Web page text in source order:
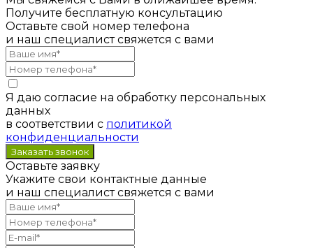
Получите бесплатную консультацию
Оставьте свой номер телефона
и наш специалист свяжется с вами
Я даю согласие на обработку персональных
данных
в соответствии с политикой
конфиденциальности
Оставьте заявку
Укажите свои контактные данные
и наш специалист свяжется с вами